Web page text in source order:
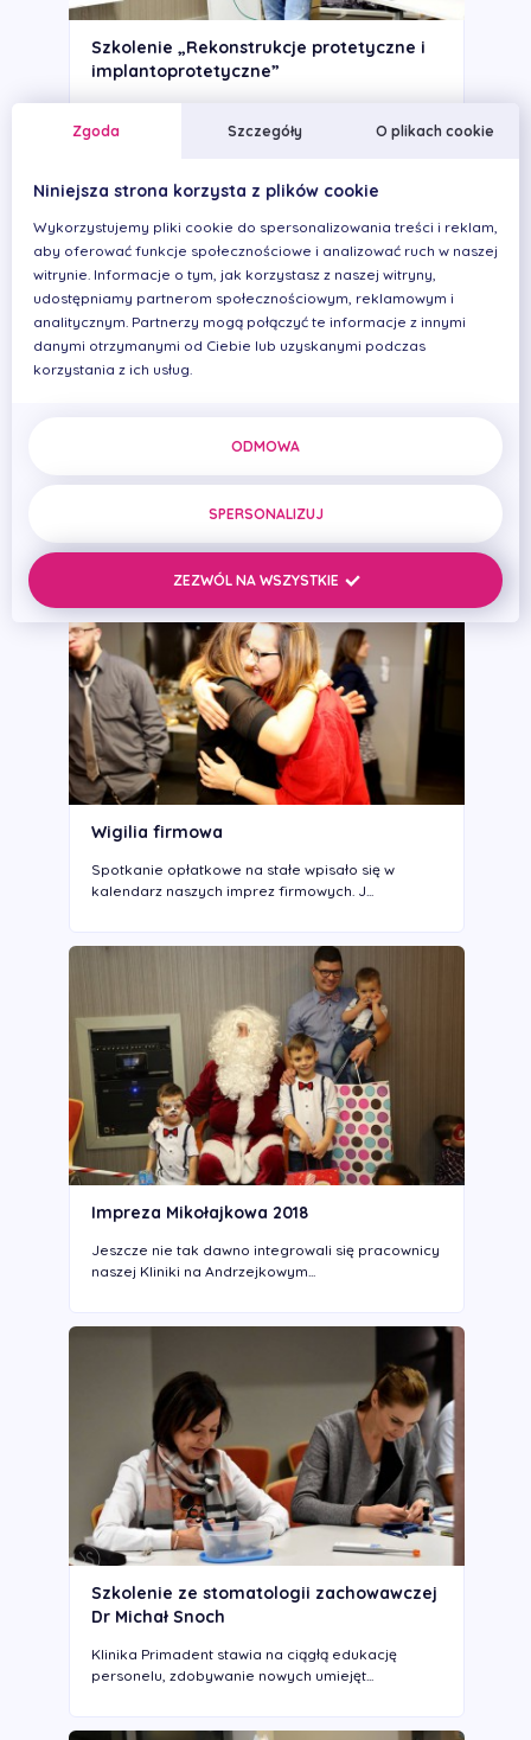
Szkolenie „Rekonstrukcje protetyczne i
implantoprotetyczne”
Od soboty do poniedziałku odbyło się w naszej
Klinice trzydniowe, niezwykle inte...
Szkolenie z Prof. Sadao Sato
Poszerzamy horyzonty… W ostatnich dniach
odbyło się w Rzeszowie bezprecedensowe...
Wigilia firmowa
Spotkanie opłatkowe na stałe wpisało się w
kalendarz naszych imprez firmowych. J...
Impreza Mikołajkowa 2018
Jeszcze nie tak dawno integrowali się pracownicy
naszej Kliniki na Andrzejkowym...
Szkolenie ze stomatologii zachowawczej
Dr Michał Snoch
Klinika Primadent stawia na ciągłą edukację
personelu, zdobywanie nowych umiejęt...
Zgoda Szczegóły O plikach cookie
Niniejsza strona korzysta z plików cookie
Wykorzystujemy pliki cookie do spersonalizowania treści i reklam,
aby oferować funkcje społecznościowe i analizować ruch w naszej
witrynie. Informacje o tym, jak korzystasz z naszej witryny,
udostępniamy partnerom społecznościowym, reklamowym i
analitycznym. Partnerzy mogą połączyć te informacje z innymi
danymi otrzymanymi od Ciebie lub uzyskanymi podczas
korzystania z ich usług.
ODMOWA
SPERSONALIZUJ
ZEZWÓL NA WSZYSTKIE